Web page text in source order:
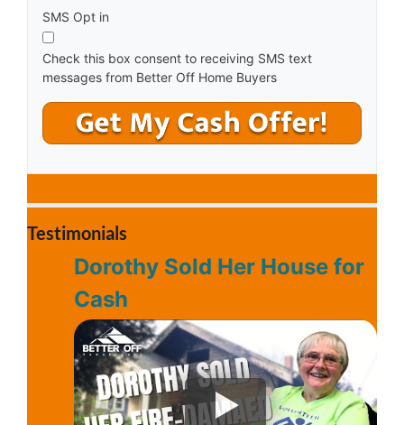
*
SMS Opt in
Check this box consent to receiving SMS text
messages from Better Off Home Buyers
Testimonials
Dorothy Sold Her House for
Cash